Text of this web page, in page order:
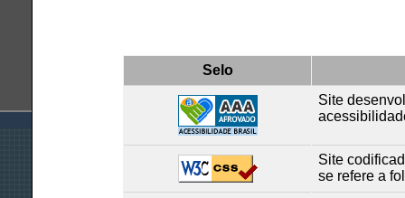
Selo
Site
Site
se refere a